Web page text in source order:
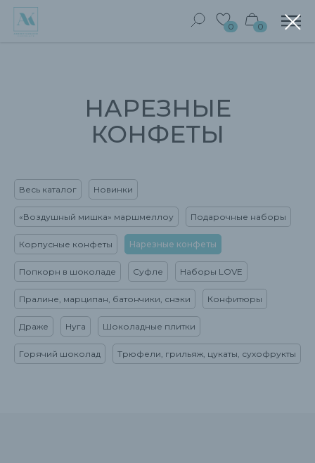
0
0
НАРЕЗНЫЕ
КОНФЕТЫ
Весь каталог Новинки
«Воздушный мишка» маршмеллоу Подарочные наборы
Корпусные конфеты Нарезные конфеты
Попкорн в шоколаде Суфле Наборы LOVE
Пралине, марципан, батончики, снэки Конфитюры
Драже Нуга Шоколадные плитки
Горячий шоколад Трюфели, грильяж, цукаты, сухофрукты